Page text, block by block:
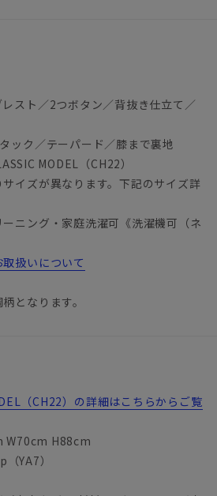
スト／2つボタン／背抜き仕立て／
ック／テーパード／膝まで裏地
MODEL（CH22）
イズが異なります。下記のサイズ詳
ーニング・家庭洗濯可《洗濯機可（ネ
扱いについて
となります。
（CH22）の詳細はこちらからご覧
W70cm H88cm
YA7）